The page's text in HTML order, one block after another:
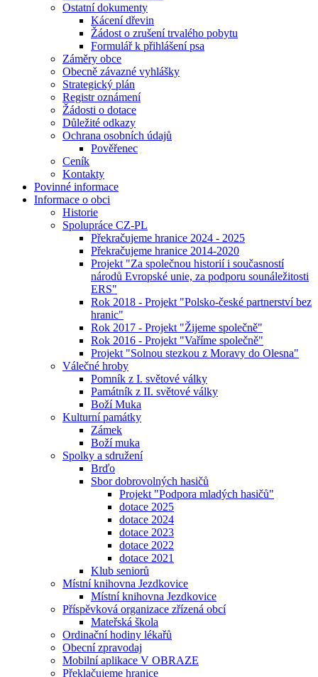
Ostatní dokumenty
Kácení dřevin
Žádost o zrušení trvalého pobytu
Formulář k přihlášení psa
Záměry obce
Obecně závazné vyhlášky
Strategický plán
Registr oznámení
Žádosti o dotace
Důležité odkazy
Ochrana osobních údajů
Pověřenec
Ceník
Kontakty
Povinné informace
Informace o obci
Historie
Spolupráce CZ-PL
Překračujeme hranice 2024 - 2025
Překračujeme hranice 2014-2020
Projekt "Za společnou historií i současností
národů Evropské unie, za podporu sounáležitosti
ERS"
Rok 2018 - Projekt "Polsko-české partnerství bez
hranic"
Rok 2017 - Projekt "Žijeme společně"
Rok 2016 - Projekt "Vaříme společně"
Projekt "Solnou stezkou z Moravy do Olesna"
Válečné hroby
Pomník z I. světové války
Památník z II. světové války
Boží Muka
Kulturní památky
Zámek
Boží muka
Spolky a sdružení
Brďo
Sbor dobrovolných hasičů
Projekt "Podpora mladých hasičů"
dotace 2025
dotace 2024
dotace 2023
dotace 2022
dotace 2021
Klub seniorů
Místní knihovna Jezdkovice
Místní knihovna Jezdkovice
Příspěvková organizace zřízená obcí
Mateřská škola
Ordinační hodiny lékařů
Obecní zpravodaj
Mobilní aplikace V OBRAZE
Překlačujeme hranice